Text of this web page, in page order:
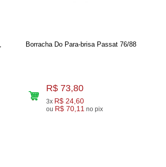
Borracha Do Para-brisa Passat 76/88
R$ 73,80
3x R$ 24,60
ou R$ 70,11 no pix